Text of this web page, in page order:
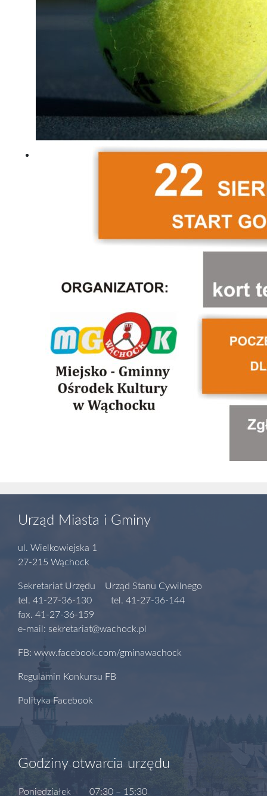
Urząd Miasta i Gminy
ul. Wielkowiejska 1
27-215 Wąchock
Sekretariat Urzędu Urząd Stanu Cywilnego
tel. 41-27-36-130 tel. 41-27-36-144
fax. 41-27-36-159
e-mail: sekretariat@wachock.pl
FB: www.facebook.com/gminawachock
Regulamin Konkursu FB
Polityka Facebook
Godziny otwarcia urzędu
Poniedziałek 07:30 – 15:30